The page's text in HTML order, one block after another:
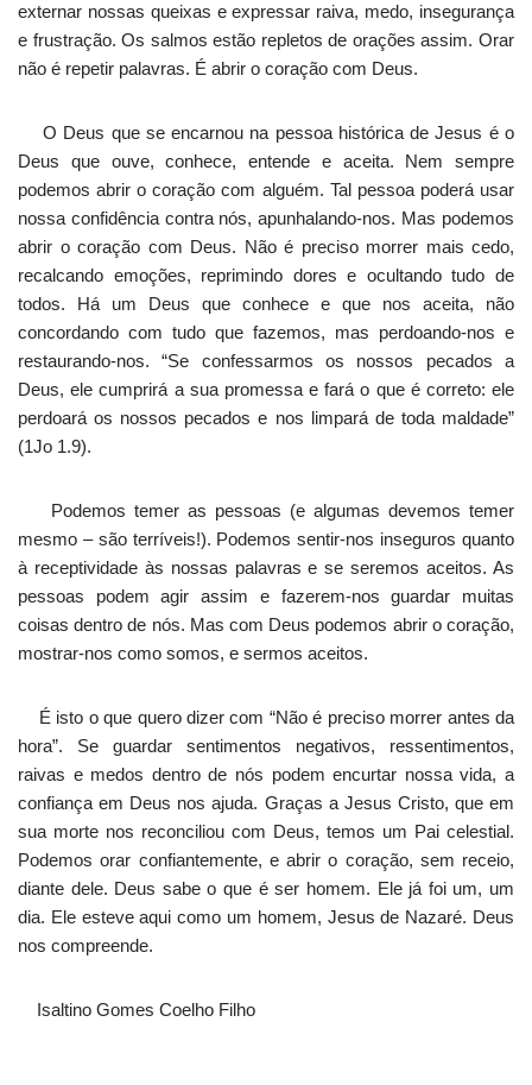
externar nossas queixas e expressar raiva, medo, insegurança
e frustração. Os salmos estão repletos de orações assim. Orar
não é repetir palavras. É abrir o coração com Deus.
O Deus que se encarnou na pessoa histórica de Jesus é o
Deus que ouve, conhece, entende e aceita. Nem sempre
podemos abrir o coração com alguém. Tal pessoa poderá usar
nossa confidência contra nós, apunhalando-nos. Mas podemos
abrir o coração com Deus. Não é preciso morrer mais cedo,
recalcando emoções, reprimindo dores e ocultando tudo de
todos. Há um Deus que conhece e que nos aceita, não
concordando com tudo que fazemos, mas perdoando-nos e
restaurando-nos. “Se confessarmos os nossos pecados a
Deus, ele cumprirá a sua promessa e fará o que é correto: ele
perdoará os nossos pecados e nos limpará de toda maldade”
(1Jo 1.9).
Podemos temer as pessoas (e algumas devemos temer
mesmo – são terríveis!). Podemos sentir-nos inseguros quanto
à receptividade às nossas palavras e se seremos aceitos. As
pessoas podem agir assim e fazerem-nos guardar muitas
coisas dentro de nós. Mas com Deus podemos abrir o coração,
mostrar-nos como somos, e sermos aceitos.
É isto o que quero dizer com “Não é preciso morrer antes da
hora”. Se guardar sentimentos negativos, ressentimentos,
raivas e medos dentro de nós podem encurtar nossa vida, a
confiança em Deus nos ajuda. Graças a Jesus Cristo, que em
sua morte nos reconciliou com Deus, temos um Pai celestial.
Podemos orar confiantemente, e abrir o coração, sem receio,
diante dele. Deus sabe o que é ser homem. Ele já foi um, um
dia. Ele esteve aqui como um homem, Jesus de Nazaré. Deus
nos compreende.
Isaltino Gomes Coelho Filho